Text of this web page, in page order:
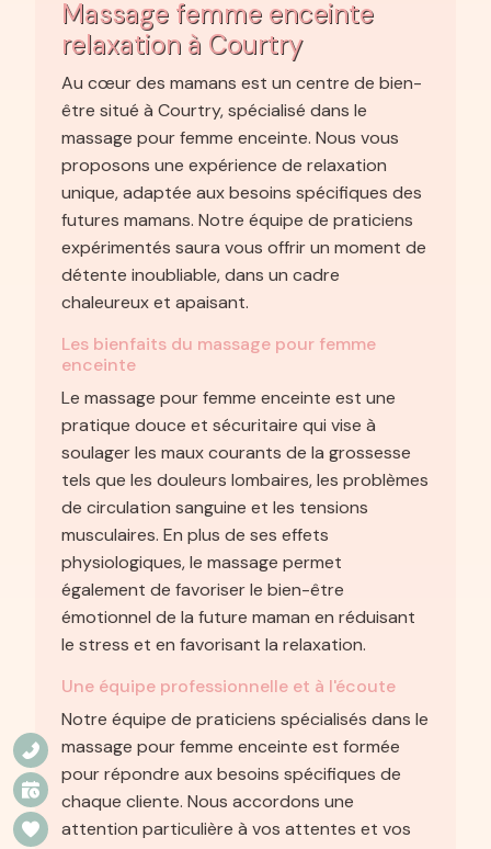
Massage femme enceinte
relaxation à Courtry
Au cœur des mamans est un centre de bien-
être situé à Courtry, spécialisé dans le
massage pour femme enceinte. Nous vous
proposons une expérience de relaxation
unique, adaptée aux besoins spécifiques des
futures mamans. Notre équipe de praticiens
expérimentés saura vous offrir un moment de
détente inoubliable, dans un cadre
chaleureux et apaisant.
Les bienfaits du massage pour femme
enceinte
Le massage pour femme enceinte est une
pratique douce et sécuritaire qui vise à
soulager les maux courants de la grossesse
tels que les douleurs lombaires, les problèmes
de circulation sanguine et les tensions
musculaires. En plus de ses effets
physiologiques, le massage permet
également de favoriser le bien-être
émotionnel de la future maman en réduisant
le stress et en favorisant la relaxation.
Une équipe professionnelle et à l'écoute
Notre équipe de praticiens spécialisés dans le
massage pour femme enceinte est formée
pour répondre aux besoins spécifiques de
chaque cliente. Nous accordons une
attention particulière à vos attentes et vos